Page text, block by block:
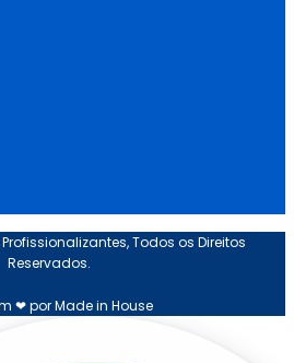
Todos os Direitos
Reservados.
❤ por Made in House